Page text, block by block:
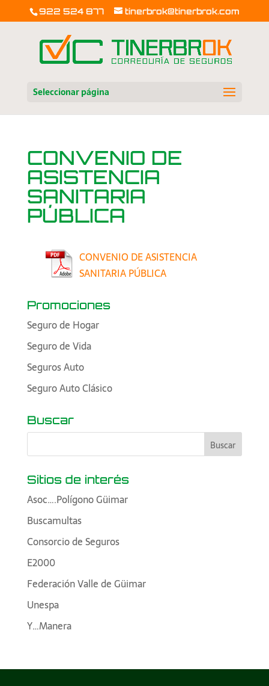
922 524 877 tinerbrok@tinerbrok.com
Seleccionar página
CONVENIO DE
ASISTENCIA
SANITARIA
PÚBLICA
CONVENIO DE ASISTENCIA
SANITARIA PÚBLICA
Promociones
Seguro de Hogar
Seguro de Vida
Seguros Auto
Seguro Auto Clásico
Buscar
Sitios de interés
Asoc….Polígono Güimar
Buscamultas
Consorcio de Seguros
E2000
Federación Valle de Güimar
Unespa
Y…Manera